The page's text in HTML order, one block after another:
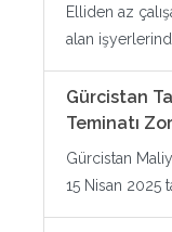
Elliden az
alan
Gürcistan
Teminatı
Gürcistan
15 Nisan 2025